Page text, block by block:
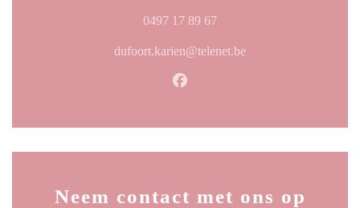
0497 17 89 67
dufoort.karien@telenet.be
Facebook ((opent in een
Neem contact met ons op